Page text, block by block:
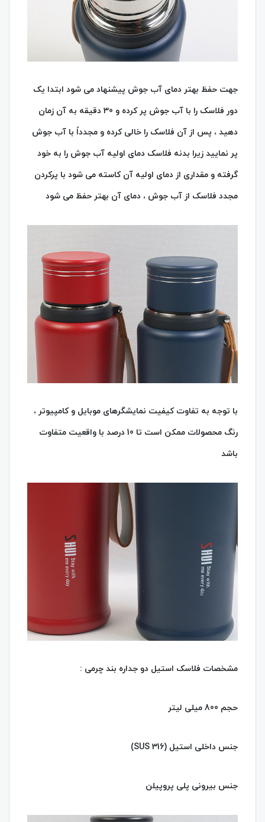
جهت حفظ بهتر دمای آب جوش پیشنهاد می شود ابتدا یک
دور فلاسک را با آب جوش پر کرده و 30 دقیقه به آن زمان
دهید ، پس از آن فلاسک را خالی کرده و مجدداً با آب جوش
پر نمایید زیرا بدنه فلاسک دمای اولیه آب جوش را به خود
گرفته و مقداری از دمای اولیه آن کاسته می شود با پرکردن
مجدد فلاسک از آب جوش ، دمای آن بهتر حفظ می شود
با توجه به تفاوت کیفیت نمایشگرهای موبایل و کامپیوتر ،
رنگ محصولات ممکن است تا 10 درصد با واقعیت متفاوت
باشد
مشخصات فلاسک استیل دو جداره بند چرمی :
حجم 800 میلی لیتر
جنس داخلی استیل (SUS 316)
جنس بیرونی پلی پروپیلن